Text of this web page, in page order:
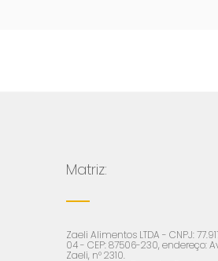
Matriz:
Zaeli Alimentos LTDA - CNPJ:
04 - CEP: 87506-230, endereço:
Zaeli, n° 2310.